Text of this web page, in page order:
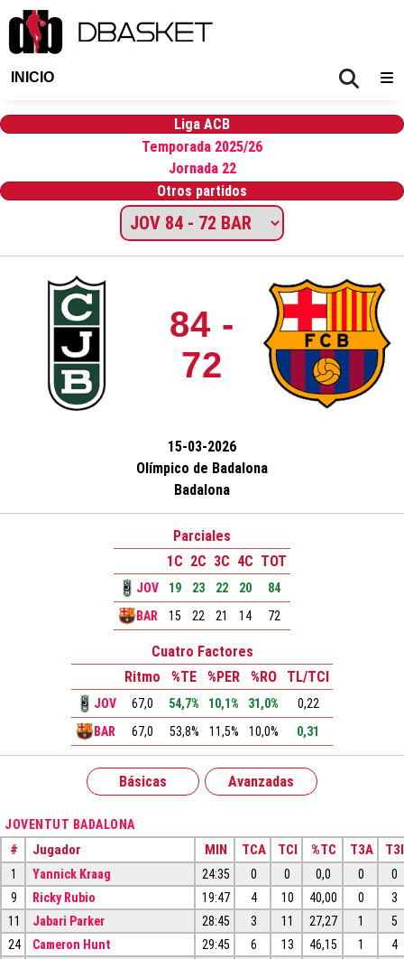
INICIO
Liga ACB
Temporada 2025/26
Jornada 22
Otros partidos
84 -
72
15-03-2026
Olímpico de Badalona
Badalona
Parciales
1C 2C 3C 4C TOT
JOV 19 23 22 20
84
BAR
15 22 21 14 72
Cuatro Factores
Ritmo
%TE %PER %RO TL/TCI
JOV 67,0 54,7% 10,1% 31,0%
0,22
BAR
67,0 53,8% 11,5% 10,0% 0,31
Básicas Avanzadas
JOVENTUT BADALONA
# Jugador MIN TCA TCI %TC T3A T3I
1 Yannick Kraag 24:35 0 0 0,0 0
0
9
Ricky Rubio 19:47 4 10 40,00 0
3
11
Jabari Parker 28:45 3 11 27,27 1
5
24
Cameron Hunt 29:45 6 13 46,15 1
4